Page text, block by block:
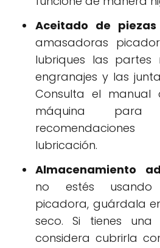
Aceitado de piezas
amasadoras
lubriques las partes
engranajes y las
Consulta el
máquina
lubricación.
Almacenamiento
no estés
picadora, guárdala
seco. Si tienes
considera cubrirla